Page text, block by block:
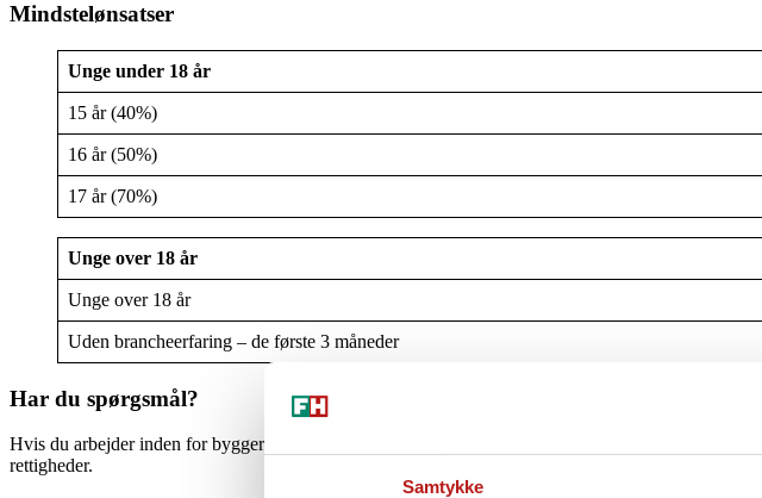
Samtykke
Mindstelønsatser
Unge under 18 år
15 år (40%)
16 år (50%)
17 år (70%)
Unge over 18 år
Unge over 18 år
Uden brancheerfaring – de første 3 måneder
Har du spørgsmål?
Hvis du arbejder inden for byggeri, kan du være medlem af fagforeningen 3F. De kan hjælpe, hvis
rettigheder.